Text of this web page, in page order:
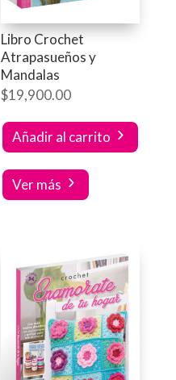
Libro Crochet
Atrapasueños y
Mandalas
$19,900.00
Añadir al carrito
Ver más